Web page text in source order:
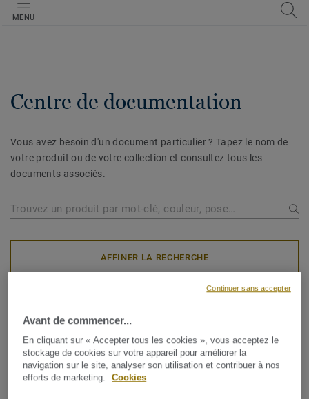
MENU
Centre de documentation
Vous avez besoin d'un document particulier ? Tapez le nom de
votre produit ou de votre collection et consultez tous les
documents associés.
AFFINER LA RECHERCHE
ICONIK PRO 40
Avant de commencer...
En cliquant sur « Accepter tous les cookies », vous acceptez le
stockage de cookies sur votre appareil pour améliorer la
navigation sur le site, analyser son utilisation et contribuer à nos
efforts de marketing.
Cookies
Continuer sans accepter